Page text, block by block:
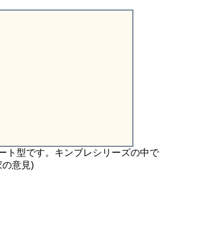
ト型です。キンブレシリーズの中で
の意見)